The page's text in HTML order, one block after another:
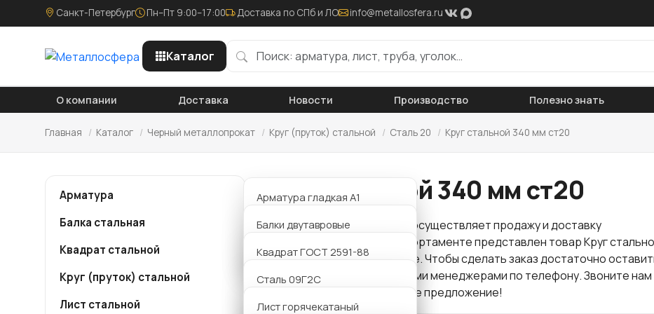
Санкт-Петербург Пн–Пт 9:00–17:00 Доставка по СПб и ЛО info@metallosfera.ru
Каталог
О компании Доставка Новости Производство Полезно знать
Главная / Каталог / Черный металлопрокат / Круг (пруток) стальной / Сталь 20 / Круг стальной 340 мм ст20
Арматура
Арматура гладкая А1
Арматура рифленая А3
Арматура АТ800
Балка стальная
Балки двутавровые
Балки Б двутавровые
Балки К двутавровые
Балки Ш двутавровые
Квадрат стальной Квадрат ГОСТ 2591-88
Круг (пруток) стальной
Сталь 09Г2С
Сталь 20
Лист стальной
Лист горячекатаный
Круг стальной 340 мм ст20
Компания "Металлосфера" осуществляет продажу и доставку
. В нашем сортаменте представлен товар Круг
340 мм ст20 по оптовой цене. Чтобы сделать заказ достаточно
заявку или связаться с нашими менеджерами по телефону. Звоните нам
сделаем для Вас интересное предложение!